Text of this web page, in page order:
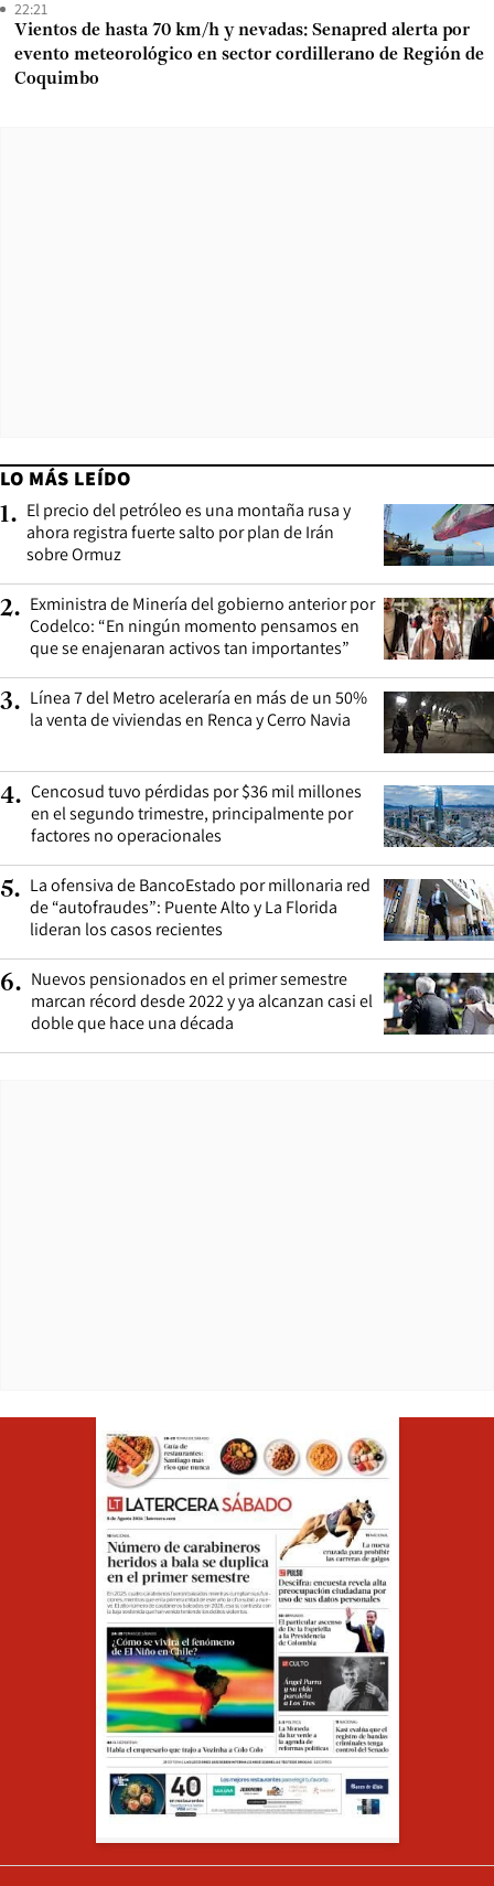
22:21
Vientos de hasta 70 km/h y nevadas: Senapred alerta por
evento meteorológico en sector cordillerano de Región de
Coquimbo
LO MÁS LEÍDO
1. El precio del petróleo es una montaña rusa y
ahora registra fuerte salto por plan de Irán
sobre Ormuz
2. Exministra de Minería del gobierno anterior por
Codelco: “En ningún momento pensamos en
que se enajenaran activos tan importantes”
3. Línea 7 del Metro aceleraría en más de un 50%
la venta de viviendas en Renca y Cerro Navia
4. Cencosud tuvo pérdidas por $36 mil millones
en el segundo trimestre, principalmente por
factores no operacionales
5. La ofensiva de BancoEstado por millonaria red
de “autofraudes”: Puente Alto y La Florida
lideran los casos recientes
6. Nuevos pensionados en el primer semestre
marcan récord desde 2022 y ya alcanzan casi el
doble que hace una década